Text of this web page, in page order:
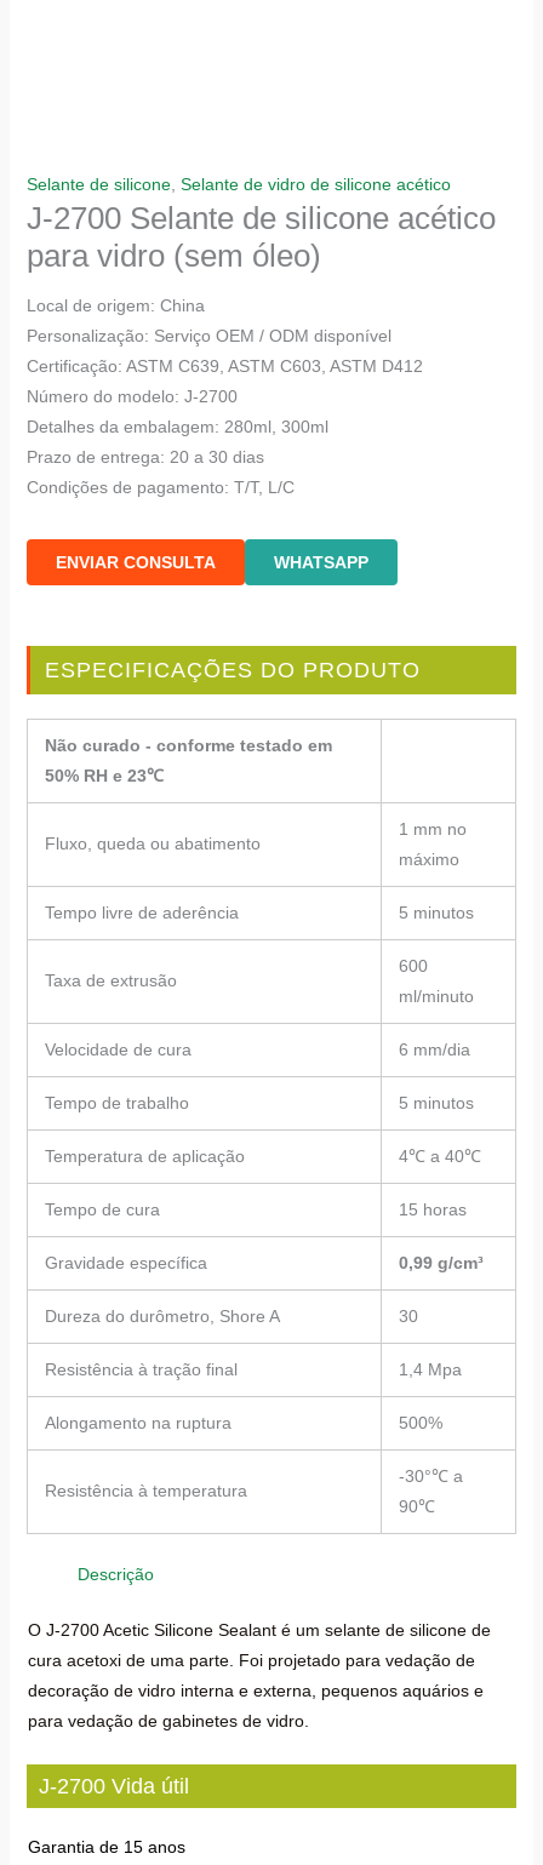
Selante de silicone, Selante de vidro de silicone acético
J-2700 Selante de silicone acético
para vidro (sem óleo)
Local de origem: China
Personalização: Serviço OEM / ODM disponível
Certificação: ASTM C639, ASTM C603, ASTM D412
Número do modelo: J-2700
Detalhes da embalagem: 280ml, 300ml
Prazo de entrega: 20 a 30 dias
Condições de pagamento: T/T, L/C
ENVIAR CONSULTA WHATSAPP
ESPECIFICAÇÕES DO PRODUTO
Não curado - conforme testado em
50% RH e 23℃
Fluxo, queda ou abatimento
1 mm no
máximo
Tempo livre de aderência 5 minutos
Taxa de extrusão
600
ml/minuto
Velocidade de cura 6 mm/dia
Tempo de trabalho 5 minutos
Temperatura de aplicação 4℃ a 40℃
Tempo de cura 15 horas
Gravidade específica 0,99 g/cm³
Dureza do durômetro, Shore A 30
Resistência à tração final 1,4 Mpa
Alongamento na ruptura 500%
Resistência à temperatura
-30°℃ a
90℃
Descrição
O J-2700 Acetic Silicone Sealant é um selante de silicone de
cura acetoxi de uma parte. Foi projetado para vedação de
decoração de vidro interna e externa, pequenos aquários e
para vedação de gabinetes de vidro.
J-2700 Vida útil
Garantia de 15 anos